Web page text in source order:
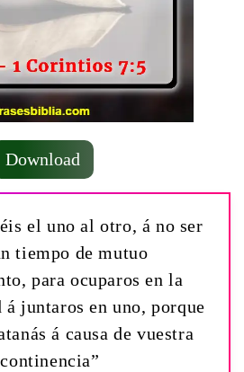
Download
el uno al otro, á no ser
tiempo de mutuo
para ocuparos en la
juntaros en uno, porque
á causa de vuestra